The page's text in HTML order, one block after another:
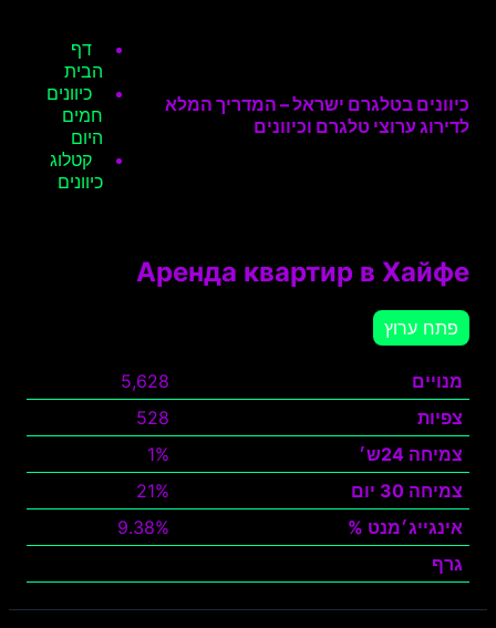
כיוונים בטלגרם ישראל – המדריך המלא
לדירוג ערוצי טלגרם וכיוונים
דף
הבית
כיוונים
חמים
היום
קטלוג
כיוונים
Аренда квартир в Хайфе
פתח ערוץ
מנויים
5,628
צפיות
528
צמיחה 24ש׳
1%
צמיחה 30 יום
21%
אינגייג׳מנט %
9.38%
גרף